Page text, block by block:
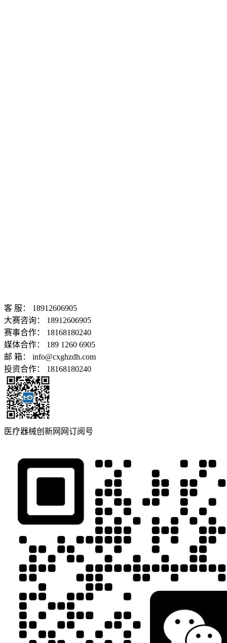
客 服：
18912606905
大赛咨询：
18912606905
赛事合作：
18168180240
媒体合作：
189 1260 6905
邮 箱：
info@cxghzdh.com
投资合作：
18168180240
医疗器械创新网网订阅号